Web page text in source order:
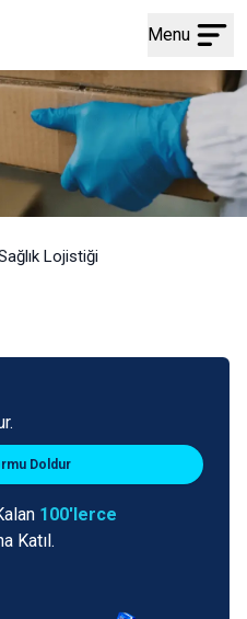
Menu
Lojistiği
Doldur
100'lerce
Katıl.